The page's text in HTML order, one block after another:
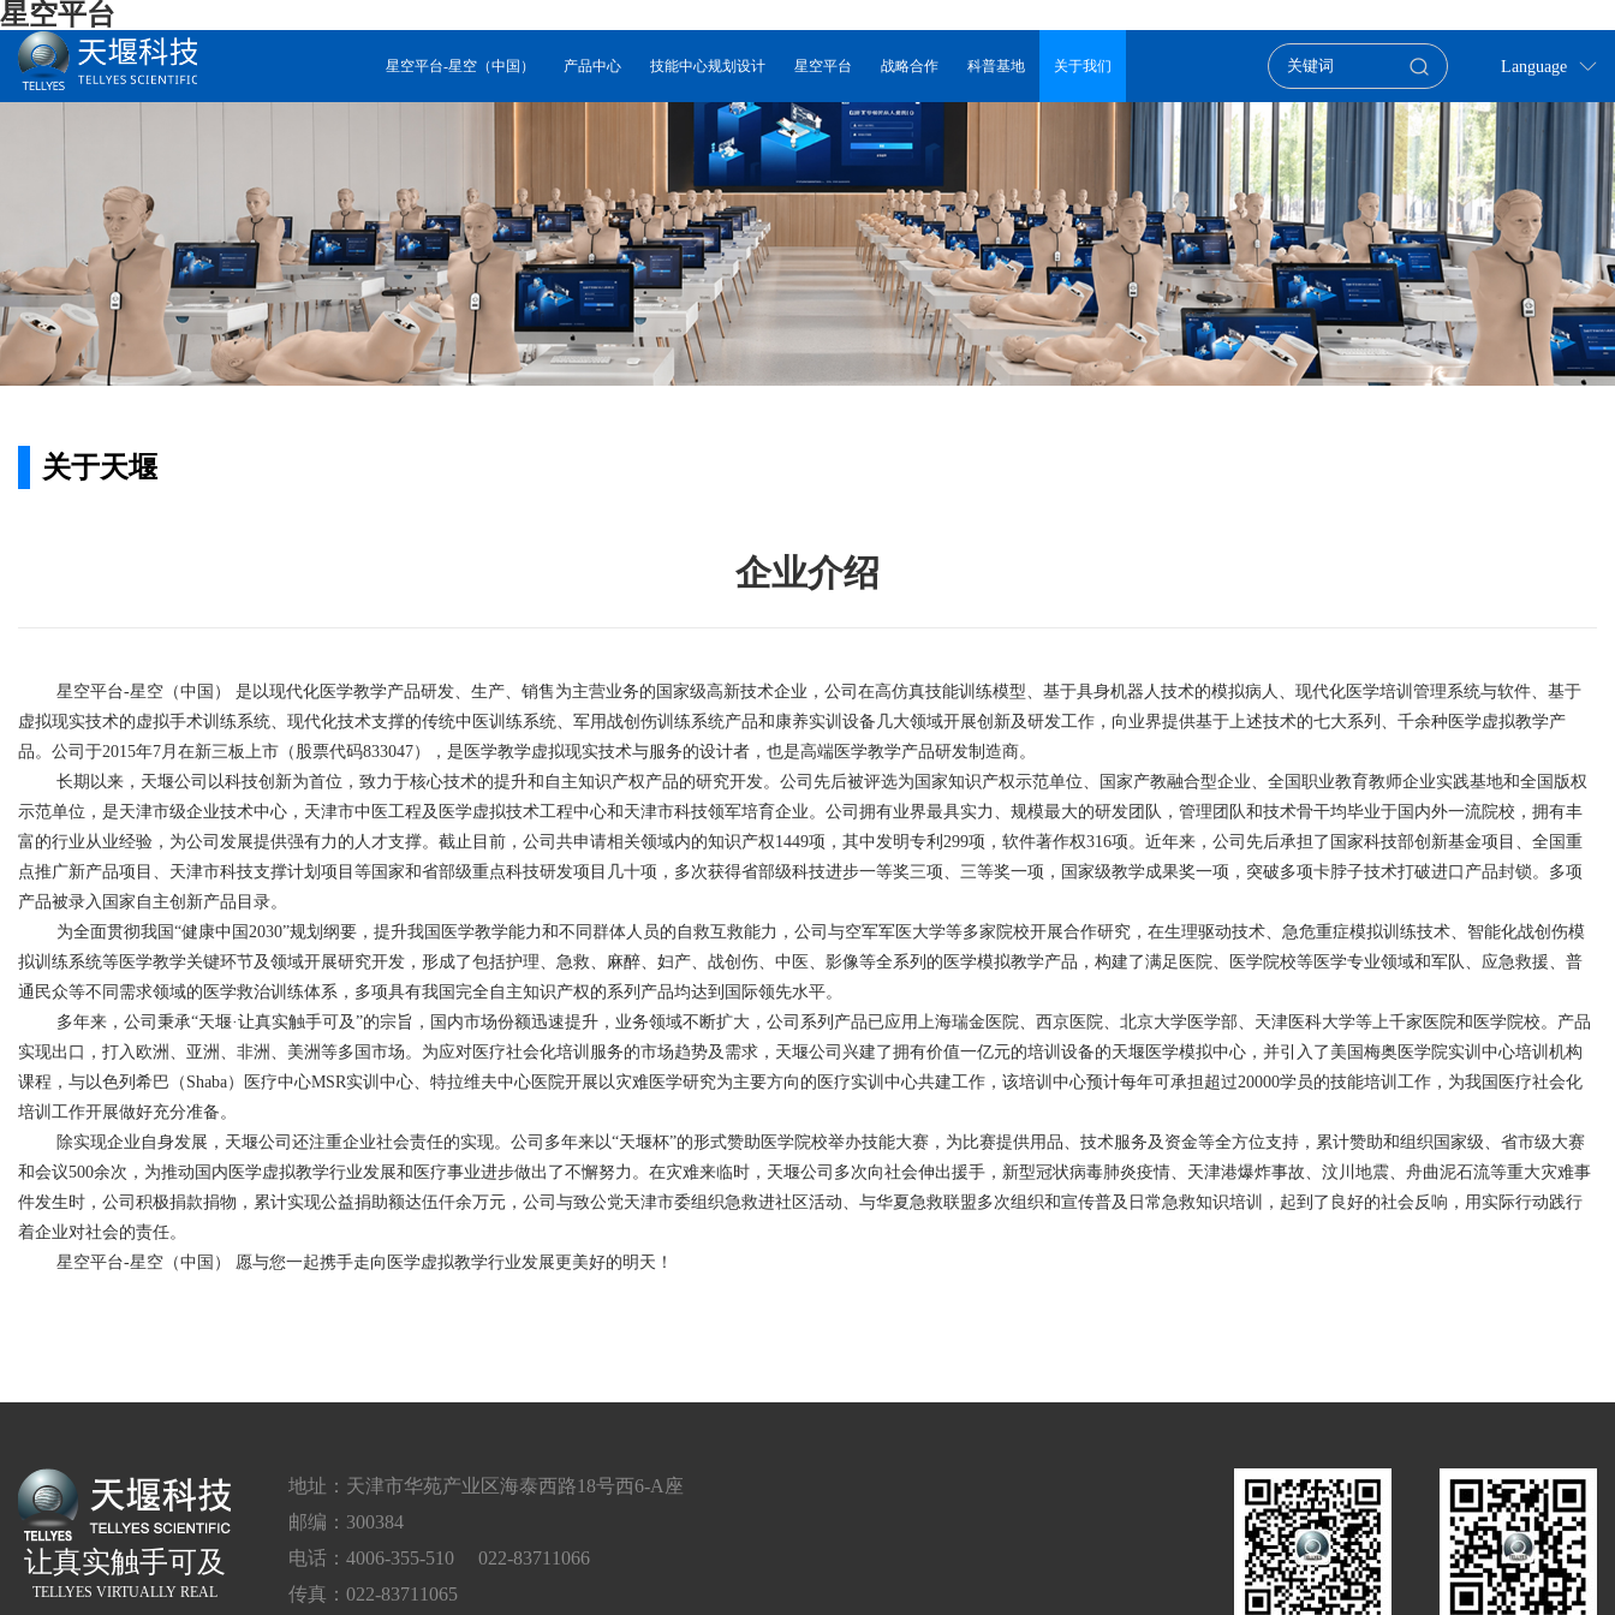
星空平台
星空平台-星空（中国） 产品中心 技能中心规划设计 星空平台 战略合作 科普基地 关于我们 Language
关于天堰
企业介绍
星空平台-星空（中国） 是以现代化医学教学产品研发、生产、销售为主营业务的国家级高新技术企业，公司在高仿真技能训练模型、基于具身机器人技术的模拟病人、现代化医学培训管理系统与软件、基于
虚拟现实技术的虚拟手术训练系统、现代化技术支撑的传统中医训练系统、军用战创伤训练系统产品和康养实训设备几大领域开展创新及研发工作，向业界提供基于上述技术的七大系列、千余种医学虚拟教学产
品。公司于2015年7月在新三板上市（股票代码833047），是医学教学虚拟现实技术与服务的设计者，也是高端医学教学产品研发制造商。
长期以来，天堰公司以科技创新为首位，致力于核心技术的提升和自主知识产权产品的研究开发。公司先后被评选为国家知识产权示范单位、国家产教融合型企业、全国职业教育教师企业实践基地和全国版权
示范单位，是天津市级企业技术中心，天津市中医工程及医学虚拟技术工程中心和天津市科技领军培育企业。公司拥有业界最具实力、规模最大的研发团队，管理团队和技术骨干均毕业于国内外一流院校，拥有丰
富的行业从业经验，为公司发展提供强有力的人才支撑。截止目前，公司共申请相关领域内的知识产权1449项，其中发明专利 299项，软件著作权316项。近年来，公司先后承担了国家科技部创新基金项目、全国重
点推广新产品项目、天津市科技支撑计划项目等国家和省部级重点科技研发项目几十项，多次获得省部级科技进步一等奖三项、三等奖一项，国家级教学成果奖一项，突破多项卡脖子技术打破进口产品封锁。多项
产品被录入国家自主创新产品目录。
为全面贯彻我国“健康中国 2030”规划纲要，提升我国医学教学能力和不同群体人员的自救互救能力，公司与空军军医大学等多家院校开展合作研究，在生理驱动技术、急危重症模拟训练技术、智能化战创伤模
拟训练系统等医学教学关键环节及领域开展研究开发，形成了包括护理、急救、麻醉、妇产、战创伤、中医、影像等全系列的医学模拟教学产品，构建了满足医院、医学院校等医学专业领域和军队、应急救援、普
通民众等不同需求领域的医学救治训练体系，多项具有我国完全自主知识产权的系列产品均达到国际领先水平。
多年来，公司秉承“天堰·让真实触手可及”的宗旨，国内市场份额迅速提升，业务领域不断扩大，公司系列产品已应用上海瑞金医院、西京医院、北京大学医学部、天津医科大学等上千家医院和医学院校。产品
实现出口，打入欧洲、亚洲、非洲、美洲等多国市场。为应对医疗社会化培训服务的市场趋势及需求，天堰公司兴建了拥有价值一亿元的培训设备的天堰医学模拟中心，并引入了美国梅奥医学院实训中心培训机构
课程，与以色列希巴（ Shaba）医疗中心MSR实训中心、特拉维夫中心医院开展以灾难医学研究为主要方向的医疗实训中心共建工作，该培训中心预计每年可承担超过20000学员的技能培训工作，为我国医疗社会化
培训工作开展做好充分准备。
除实现企业自身发展，天堰公司还注重企业社会责任的实现。公司多年来以“天堰杯”的形式赞助医学院校举办技能大赛，为比赛提供用品、技术服务及资金等全方位支持，累计赞助和组织国家级、省市级大赛
和会议500余次，为推动国内医学虚拟教学行业发展和医疗事业进步做出了不懈努力。在灾难来临时，天堰公司多次向社会伸出援手，新型冠状病毒肺炎疫情、天津港爆炸事故、汶川地震、舟曲泥石流等重大灾难事
件发生时，公司积极捐款捐物，累计实现公益捐助额达伍仟余万元，公司与致公党天津市委组织急救进社区活动、与华夏急救联盟多次组织和宣传普及日常急救知识培训，起到了良好的社会反响，用实际行动践行
着企业对社会的责任。
星空平台-星空（中国） 愿与您一起携手走向医学虚拟教学行业发展更美好的明天！
让真实触手可及
TELLYES VIRTUALLY REAL
地址：天津市华苑产业区海泰西路18号西6-A座
邮编：300384
电话：4006-355-510 022-83711066
传真：022-83711065